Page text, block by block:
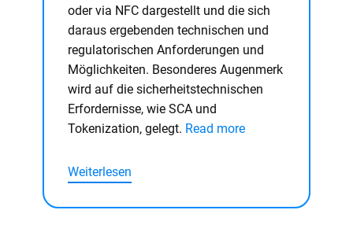
oder via NFC dargestellt und die sich
daraus ergebenden technischen und
regulatorischen Anforderungen und
Möglichkeiten. Besonderes Augenmerk
wird auf die sicherheitstechnischen
Erfordernisse, wie SCA und
Tokenization, gelegt. Read more
Weiterlesen